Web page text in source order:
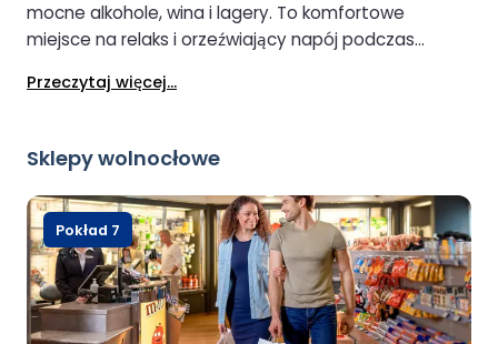
mocne alkohole, wina i lagery. To komfortowe
miejsce na relaks i orzeźwiający napój podczas
Przeczytaj więcej...
Sklepy wolnocłowe
Pokład 7